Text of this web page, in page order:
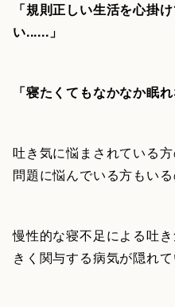
「規則正しい生活を心掛
い......」
「寝たくてもなかなか眠れ
吐き気に悩まされている
問題に悩んでいる方もい
慢性的な寝不足による吐
きく関与する病気が隠れて